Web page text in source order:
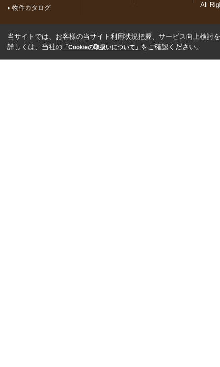
物件カタログ
All
当サイトでは、お客様の当サイト利用状況把握、サービス向上検討
詳しくは、当社の 「Cookieの取扱いについて」 をご確認ください。